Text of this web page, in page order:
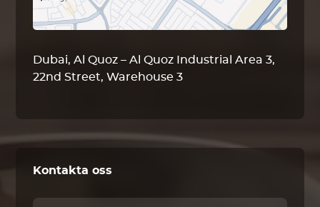
Dubai, Al Quoz – Al Quoz Industrial Area 3,
22nd Street, Warehouse 3
Kontakta oss